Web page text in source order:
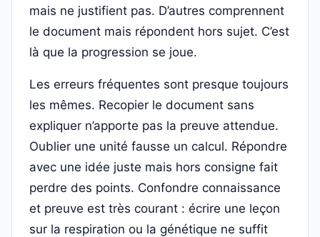
mais ne justifient pas. D’autres comprennent
le document mais répondent hors sujet. C’est
là que la progression se joue.
Les erreurs fréquentes sont presque toujours
les mêmes. Recopier le document sans
expliquer n’apporte pas la preuve attendue.
Oublier une unité fausse un calcul. Répondre
avec une idée juste mais hors consigne fait
perdre des points. Confondre connaissance
et preuve est très courant : écrire une leçon
sur la respiration ou la génétique ne suffit